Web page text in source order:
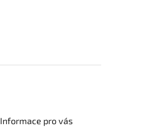
Informace pro vás